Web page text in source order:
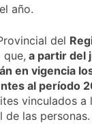
año.
del
que, a partir del
en vigencia
al período
vinculados a
las personas.